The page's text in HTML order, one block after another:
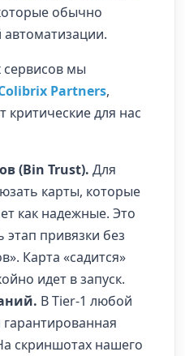
обычно
сервисов мы
Partners,
критические для нас
(Bin Trust). Для
карты, которые
как надежные. Это
этап привязки без
Карта «садится»
идет в запуск.
В Tier-1 любой
скриншотах нашего